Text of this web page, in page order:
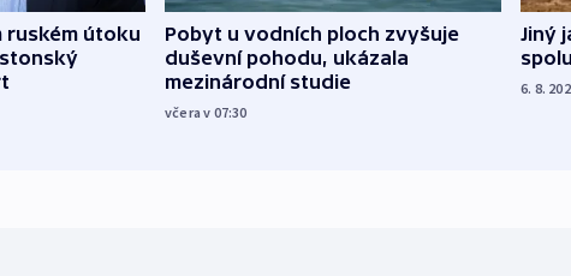
ruském útoku
Pobyt u vodních ploch zvyšuje
duševní pohodu, ukázala
mezinárodní studie
včera v 07:30
Jiný
6. 8.